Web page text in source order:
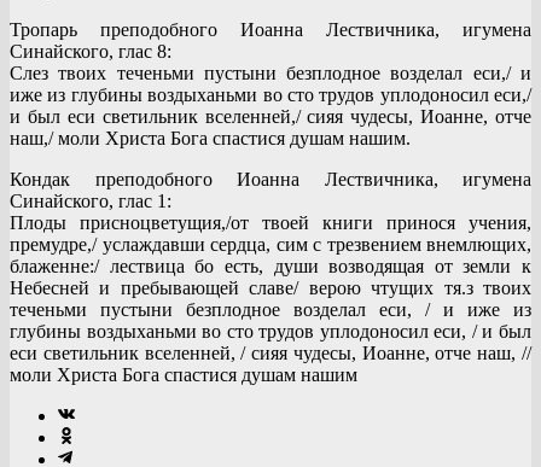
Тропарь преподобного Иоанна Лествичника, игумена
Синайского, глас 8:
Слез твоих теченьми пустыни безплодное возделал еси,/ и
иже из глубины воздыханьми во сто трудов уплодоносил еси,/
и был еси светильник вселенней,/ сияя чудесы, Иоанне, отче
наш,/ моли Христа Бога спастися душам нашим.
Кондак преподобного Иоанна Лествичника, игумена
Синайского, глас 1:
Плоды присноцветущия,/от твоей книги принося учения,
премудре,/ услаждавши сердца, сим с трезвением внемлющих,
блаженне:/ лествица бо есть, души возводящая от земли к
Небесней и пребывающей славе/ верою чтущих тя.з твоих
теченьми пустыни безплодное возделал еси, / и иже из
глубины воздыханьми во сто трудов уплодоносил еси, / и был
еси светильник вселенней, / сияя чудесы, Иоанне, отче наш, //
моли Христа Бога спастися душам нашим